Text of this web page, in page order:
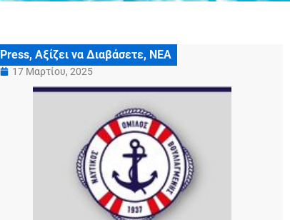
Press, Αξίζει να Διαβάσετε, ΝΕΑ
17 Μαρτίου, 2025